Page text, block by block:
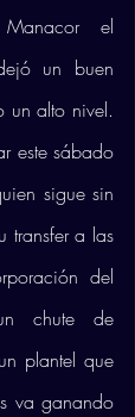
el
un buen
un alto nivel.
este sábado
sigue sin
transfer a las
del
chute de
plantel que
va ganando